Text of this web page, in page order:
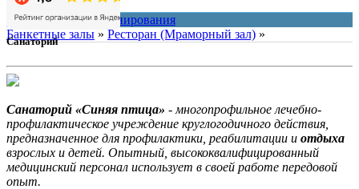
система онлайн-бронирования
Банкетные залы » Ресторан (Мраморный зал) »
Санаторий
Санаторий «Синяя птица» - многопрофильное лечебно-
профилактическое учреждение круглогодичного действия,
предназначенное для профилактики, реабилитации и отдыха
взрослых и детей. Опытный, высококвалифицированный
медицинский персонал использует в своей работе передовой
опыт.